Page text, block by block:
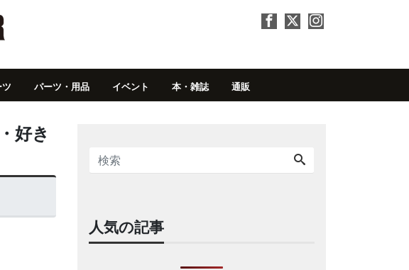
パーツ・用品 イベント 本・雑誌 通販
好き
人気の記事